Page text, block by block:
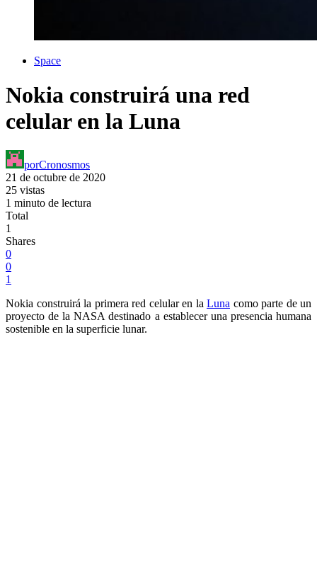
Space
Nokia construirá una red
celular en la Luna
porCronosmos
21 de octubre de 2020
25 vistas
1 minuto de lectura
Total
1
Shares
0
0
1
Nokia construirá la primera red celular en la Luna como parte de un
proyecto de la NASA destinado a establecer una presencia humana
sostenible en la superficie lunar.